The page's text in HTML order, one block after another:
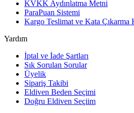
KVKK Aydınlatma Metni
ParaPuan Sistemi
Kargo Teslimat ve Kata Çıkarma
Yardım
İptal ve İade Şartları
Sık Sorulan Sorular
Üyelik
Sipariş Takibi
Eldiven Beden Seçimi
Doğru Eldiven Seçiim